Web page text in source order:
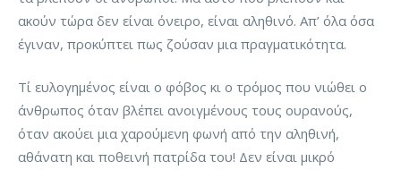
ακούν τώρα δεν είναι όνειρο, είναι αληθινό. Απ’ όλα όσα
έγιναν, προκύπτει πως ζούσαν μια πραγματικότητα.
Τί ευλογημένος είναι ο φόβος κι ο τρόμος που νιώθει ο
άνθρωπος όταν βλέπει ανοιγμένους τους ουρανούς,
όταν ακούει μια χαρούμενη φωνή από την αληθινή,
αθάνατη και ποθεινή πατρίδα του! Δεν είναι μικρό